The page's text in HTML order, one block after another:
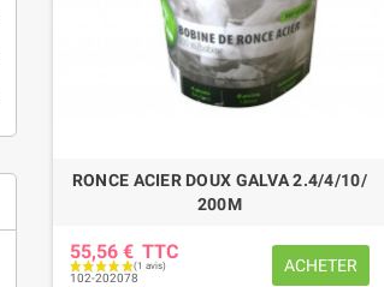
RONCE ACIER DOUX GALVA 2.4/4/10/
200M
55,56 € TTC
102-202078
ACHETER